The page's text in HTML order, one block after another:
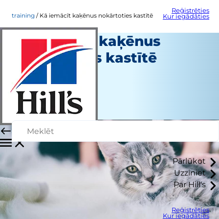
Reģistrēties
Kur iegādāties
Pārlūkot
Uzziniet
Par Hill's
Reģistrēties
Kur iegādāties
training Kā iemācīt kaķēnus nokārtoties kastītē
Kā iemācīt kaķēnus
nokārtoties kastītē
Apmācība
Personāla autors
|
Jūnijs 27, 2024